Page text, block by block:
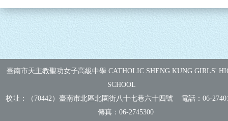
臺南市天主教聖功女子高級中學 CATHOLIC SHENG KUNG GIRLS'
SCHOOL
校址：（70442）臺南市北區北園街八十七巷六十四號 電話：06-
傳真： 06-2745300